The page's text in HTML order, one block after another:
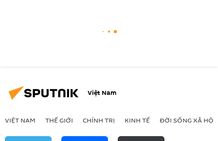
Việt Nam
VIỆT NAM THẾ GIỚI CHÍNH TRỊ KINH TẾ ĐỜI SỐNG XÃ HỘI